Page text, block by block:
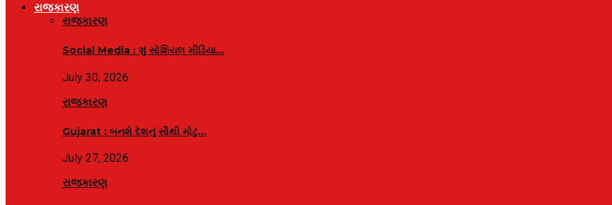
રાજકારણ
રાજકારણ
Social Media : શું સોશિયલ મીડિયા…
July 30, 2026
રાજકારણ
Gujarat : બનશે દેશનું સૌથી મોટું…
July 27, 2026
રાજકારણ